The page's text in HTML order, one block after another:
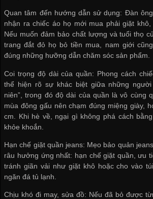
Quan tâm đến hướng dẫn sử dụng: Đàn
nhận ra chiếc áo họ mới mua phải giặt
Nếu muốn đảm bảo chất lượng và tuổi thọ
trang đắt đỏ họ bỏ tiền mua, nam giới
đúng những hưỡng dẫn chăm sóc sản phẩm.
Coi trọng độ dài của quần: Phong cách
thể hiện rõ sự khác biệt giữa những người
niên”, trong đó độ dài của quần là vô cùng
mùa đông gấu nên chạm đúng miệng giày,
cm. Khi hè về, ngại gì không phá cách
khỏe khoắn.
Hạn chế giặt quần jeans: Mẹo bảo quản
râu hưởng ứng nhất: hạn chế giặt quần, ưu
tránh giãn vải như giặt khô hoặc cho vào
ngăn đá tủ lạnh.
Chịu khó đi may, sửa đồ: Nếu đã bỏ được